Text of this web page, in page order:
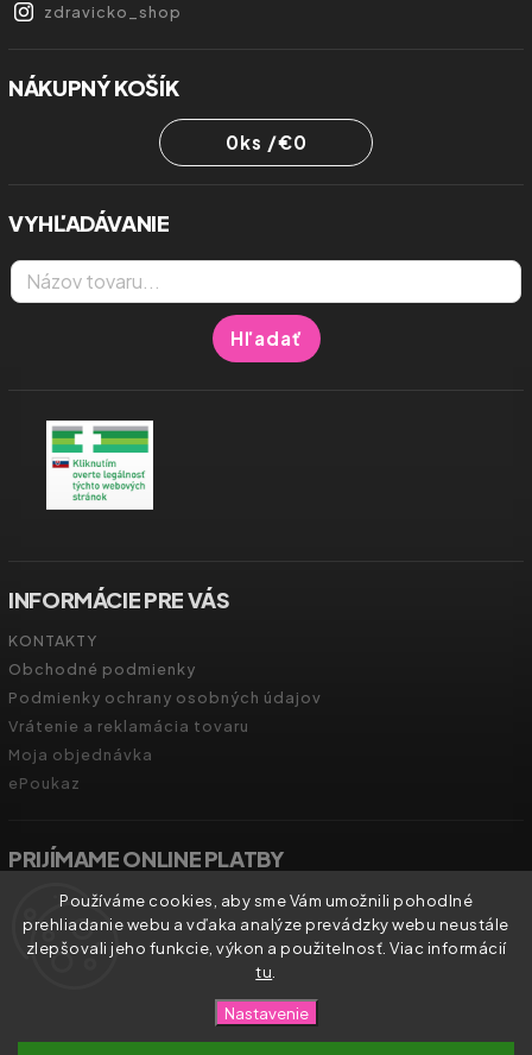
Používáme cookies, aby sme Vám umožnili pohodlné
prehliadanie webu a vďaka analýze prevádzky webu neustále
zlepšovali jeho funkcie, výkon a použitelnosť. Viac informácií
tu
Nastavenie
zdravicko_shop
NÁKUPNÝ KOŠÍK
0ks /€0
VYHĽADÁVANIE
Hľadať
INFORMÁCIE PRE VÁS
KONTAKTY
Obchodné podmienky
Podmienky ochrany osobných údajov
Vrátenie a reklamácia tovaru
Moja objednávka
ePoukaz
PRIJÍMAME ONLINE PLATBY
Zdravíčko.shop. Všetky práva vyhradené.
Shoptet| DesignShoptak.cz.